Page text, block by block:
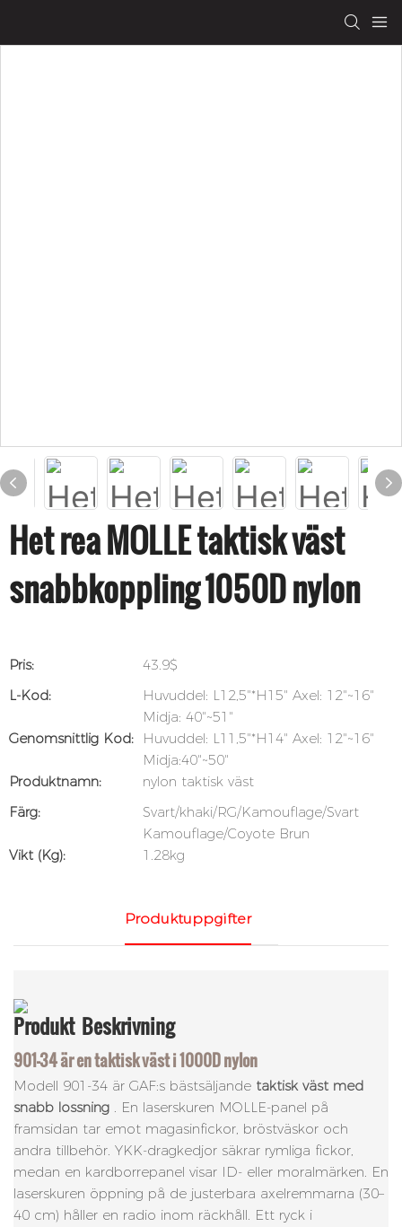
Het rea MOLLE taktisk väst
snabbkoppling 1050D nylon
Pris:
43.9$
L-Kod:
Huvuddel: L12,5"*H15" Axel: 12"~16"
Midja: 40"~51"
Genomsnittlig Kod:
Huvuddel: L11,5"*H14" Axel: 12"~16"
Midja:40"~50"
Produktnamn:
nylon taktisk väst
Färg:
Svart/khaki/RG/Kamouflage/Svart
Kamouflage/Coyote Brun
Vikt (kg):
1.28kg
Produktuppgifter
Produkt Beskrivning
901-34 är en taktisk väst i 1000D nylon
Modell 901-34 är GAF:s bästsäljande taktisk väst med
snabb lossning . En laserskuren MOLLE-panel på
framsidan tar emot magasinfickor, bröstväskor och
andra tillbehör. YKK-dragkedjor säkrar rymliga fickor,
medan en kardborrepanel visar ID- eller moralmärken. En
laserskuren öppning på de justerbara axelremmarna (30–
40 cm) håller en radio inom räckhåll. Ett ryck i